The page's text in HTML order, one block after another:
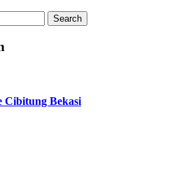
Cibitung Bekasi